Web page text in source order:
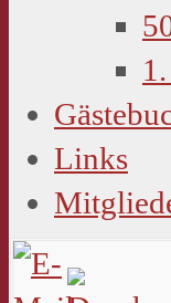
Links